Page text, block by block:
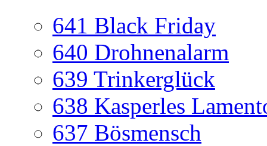
641 Black Friday
640 Drohnenalarm
639 Trinkerglück
638 Kasperles
637 Bösmensch